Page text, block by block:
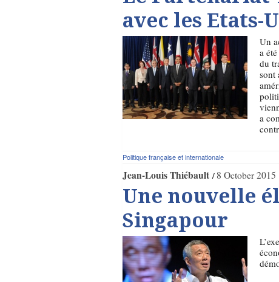
avec les Etats-
Un
a
du
sont
a
Politique française et internationale
Jean-Louis Thiébault 8 October 2015
Une nouvelle
Singapour